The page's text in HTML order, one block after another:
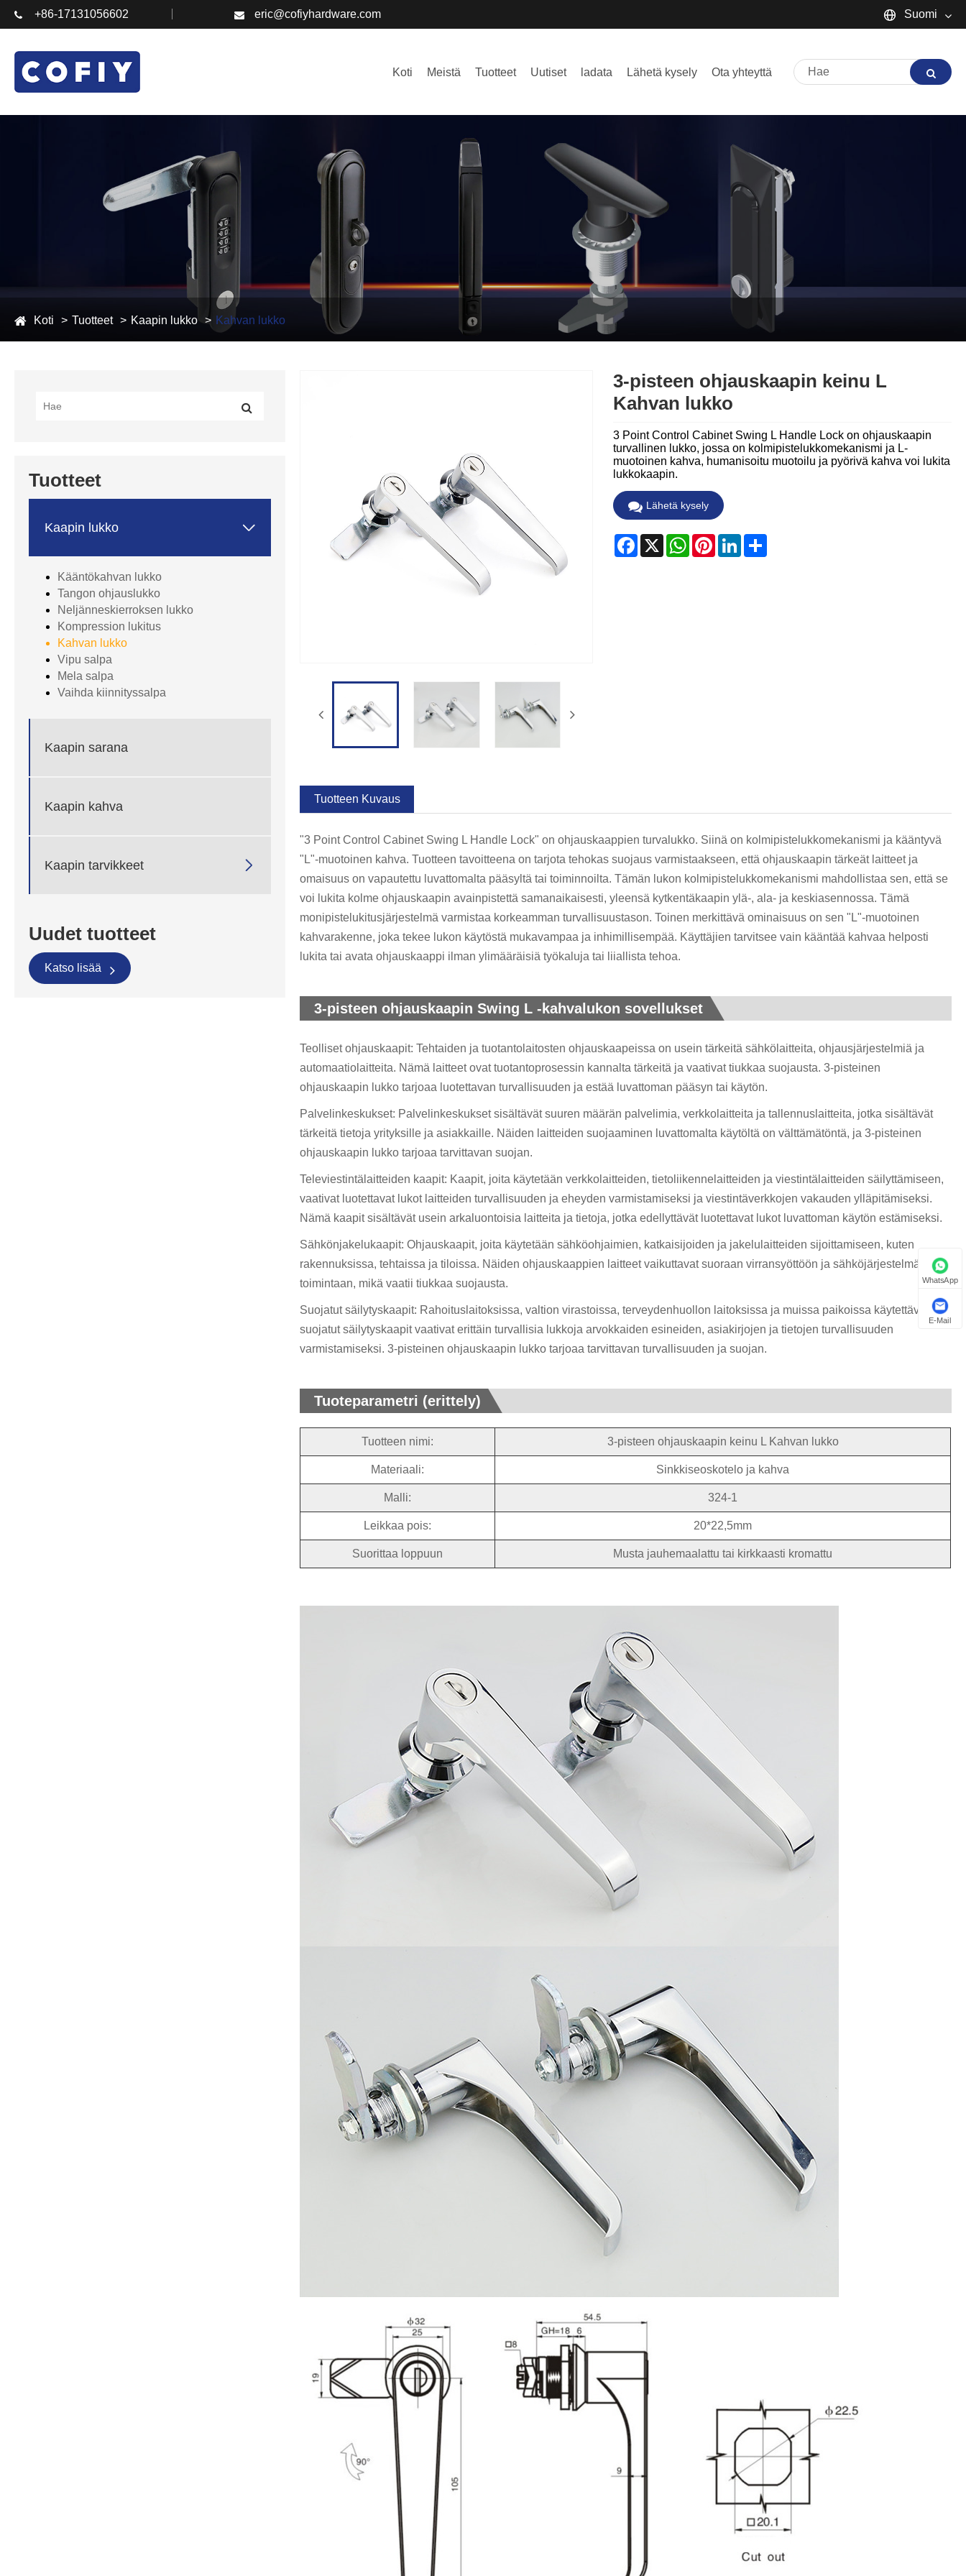
+86-17131056602 eric@cofiyhardware.com Suomi
Italiano
Svenska
Koti Meistä Tuotteet Uutiset ladata Lähetä kysely Ota yhteyttä
Koti Tuotteet Kaapin lukko Kahvan lukko
Tuotteet
Kaapin lukko 
Kääntökahvan lukko
Tangon ohjauslukko
Neljänneskierroksen lukko
Kompression lukitus
Kahvan lukko
Vipu salpa
Mela salpa
Vaihda kiinnityssalpa
Kaapin sarana
Kaapin kahva
Kaapin tarvikkeet 
Uudet tuotteet
Katso lisää
3-pisteen ohjauskaapin keinu L
Kahvan lukko
3 Point Control Cabinet Swing L Handle Lock on ohjauskaapin
turvallinen lukko, jossa on kolmipistelukkomekanismi ja L-
muotoinen kahva, humanisoitu muotoilu ja pyörivä kahva voi lukita
lukkokaapin.
Lähetä kysely
Facebook
X WhatsApp
PinterestLinkedInShare
Tuotteen Kuvaus
"3 Point Control Cabinet Swing L Handle Lock" on ohjauskaappien turvalukko. Siinä on kolmipistelukkomekanismi ja kääntyvä
"L"-muotoinen kahva. Tuotteen tavoitteena on tarjota tehokas suojaus varmistaakseen, että ohjauskaapin tärkeät laitteet ja
omaisuus on vapautettu luvattomalta pääsyltä tai toiminnoilta. Tämän lukon kolmipistelukkomekanismi mahdollistaa sen, että se
voi lukita kolme ohjauskaapin avainpistettä samanaikaisesti, yleensä kytkentäkaapin ylä-, ala- ja keskiasennossa. Tämä
monipistelukitusjärjestelmä varmistaa korkeamman turvallisuustason. Toinen merkittävä ominaisuus on sen "L"-muotoinen
kahvarakenne, joka tekee lukon käytöstä mukavampaa ja inhimillisempää. Käyttäjien tarvitsee vain kääntää kahvaa helposti
lukita tai avata ohjauskaappi ilman ylimääräisiä työkaluja tai liiallista tehoa.
3-pisteen ohjauskaapin Swing L -kahvalukon sovellukset
Teolliset ohjauskaapit: Tehtaiden ja tuotantolaitosten ohjauskaapeissa on usein tärkeitä sähkölaitteita, ohjausjärjestelmiä ja
automaatiolaitteita. Nämä laitteet ovat tuotantoprosessin kannalta tärkeitä ja vaativat tiukkaa suojausta. 3-pisteinen
ohjauskaapin lukko tarjoaa luotettavan turvallisuuden ja estää luvattoman pääsyn tai käytön.
Palvelinkeskukset: Palvelinkeskukset sisältävät suuren määrän palvelimia, verkkolaitteita ja tallennuslaitteita, jotka sisältävät
tärkeitä tietoja yrityksille ja asiakkaille. Näiden laitteiden suojaaminen luvattomalta käytöltä on välttämätöntä, ja 3-pisteinen
ohjauskaapin lukko tarjoaa tarvittavan suojan.
Televiestintälaitteiden kaapit: Kaapit, joita käytetään verkkolaitteiden, tietoliikennelaitteiden ja viestintälaitteiden säilyttämiseen,
vaativat luotettavat lukot laitteiden turvallisuuden ja eheyden varmistamiseksi ja viestintäverkkojen vakauden ylläpitämiseksi.
Nämä kaapit sisältävät usein arkaluontoisia laitteita ja tietoja, jotka edellyttävät luotettavat lukot luvattoman käytön estämiseksi.
Sähkönjakelukaapit: Ohjauskaapit, joita käytetään sähköohjaimien, katkaisijoiden ja jakelulaitteiden sijoittamiseen, kuten
rakennuksissa, tehtaissa ja tiloissa. Näiden ohjauskaappien laitteet vaikuttavat suoraan virransyöttöön ja sähköjärjestelmän
toimintaan, mikä vaatii tiukkaa suojausta.
Suojatut säilytyskaapit: Rahoituslaitoksissa, valtion virastoissa, terveydenhuollon laitoksissa ja muissa paikoissa käytettävät
suojatut säilytyskaapit vaativat erittäin turvallisia lukkoja arvokkaiden esineiden, asiakirjojen ja tietojen turvallisuuden
varmistamiseksi. 3-pisteinen ohjauskaapin lukko tarjoaa tarvittavan turvallisuuden ja suojan.
Tuoteparametri (erittely)
Tuotteen nimi: 3-pisteen ohjauskaapin keinu L Kahvan lukko
Materiaali: Sinkkiseoskotelo ja kahva
Malli: 324-1
Leikkaa pois: 20*22,5mm
Suorittaa loppuun Musta jauhemaalattu tai kirkkaasti kromattu
WhatsApp
E-Mail